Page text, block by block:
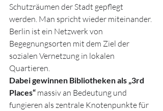
Schutzräumen der Stadt gepflegt
werden. Man spricht wieder miteinander.
Berlin ist ein Netzwerk von
Begegnungsorten mit dem Ziel der
sozialen Vernetzung in lokalen
Quartieren.
Dabei gewinnen Bibliotheken als „3rd
Places“ massiv an Bedeutung und
fungieren als zentrale Knotenpunkte für